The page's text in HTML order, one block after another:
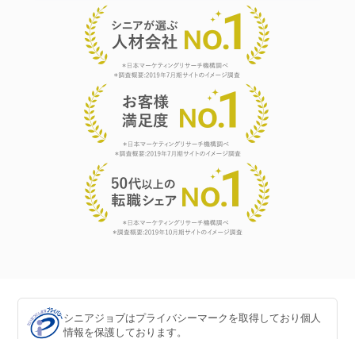
シニアジョブはプライバシーマークを取得しており個人
情報を保護しております。